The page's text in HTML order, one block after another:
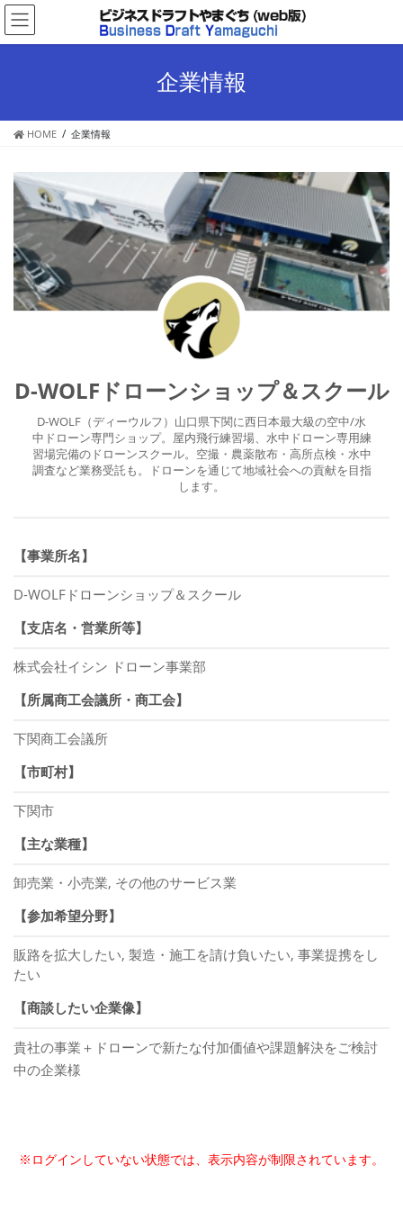
コ
ン
テ
ス
ナ
ビ
ゲ
ン
企業情報
HOME 企業情報
D-WOLFドローンショップ＆スクール
D-WOLF（ディーウルフ）山口県下関に西日本最大級の空中/水
中ドローン専門ショップ。屋内飛行練習場、水中ドローン専用練
習場完備のドローンスクール。空撮・農薬散布・高所点検・水中
調査など業務受託も。ドローンを通じて地域社会への貢献を目指
します。
【事業所名】
D-WOLFドローンショップ＆スクール
【支店名・営業所等】
株式会社イシン ドローン事業部
【所属商工会議所・商工会】
下関商工会議所
【市町村】
下関市
【主な業種】
卸売業・小売業, その他のサービス業
【参加希望分野】
販路を拡大したい, 製造・施工を請け負いたい, 事業提携をし
たい
【商談したい企業像】
貴社の事業＋ドローンで新たな付加価値や課題解決をご検討
中の企業様
※ログインしていない状態では、表示内容が制限されています。